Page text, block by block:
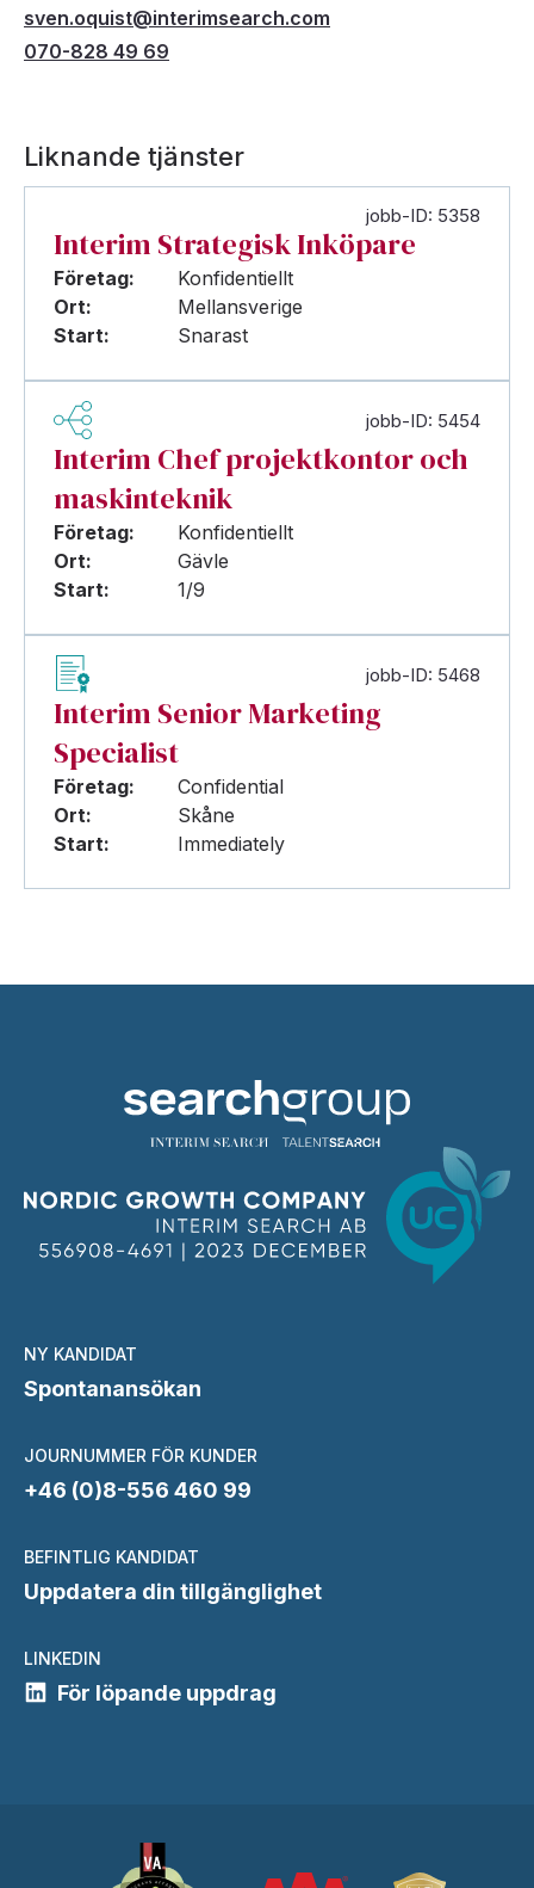
sven.oquist@interimsearch.com
070-828 49 69
Liknande tjänster
jobb-ID: 5358
Interim Strategisk Inköpare
Företag:
Konfidentiellt
Ort:
Mellansverige
Start:
Snarast
jobb-ID: 5454
Interim Chef projektkontor och
maskinteknik
Företag:
Konfidentiellt
Ort:
Gävle
Start:
1/9
jobb-ID: 5468
Interim Senior Marketing
Specialist
Företag:
Confidential
Ort:
Skåne
Start:
Immediately
NY KANDIDAT
Spontanansökan
JOURNUMMER FÖR KUNDER
+46 (0)8-556 460 99
BEFINTLIG KANDIDAT
Uppdatera din tillgänglighet
LINKEDIN
För löpande uppdrag